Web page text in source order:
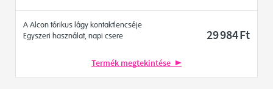
A Alcon tórikus lágy kontaktlencséje
Egyszeri használat, napi csere
29 984Ft
Termék megtekintése